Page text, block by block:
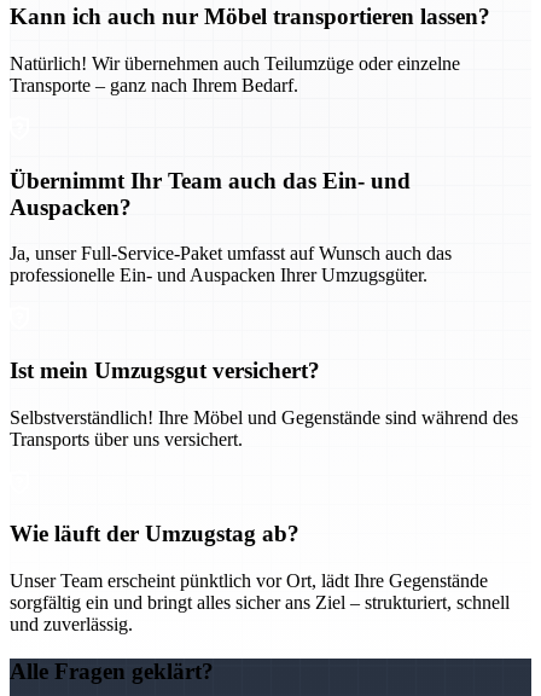
Kann ich auch nur Möbel transportieren lassen?
Natürlich! Wir übernehmen auch Teilumzüge oder einzelne
Transporte – ganz nach Ihrem Bedarf.
Übernimmt Ihr Team auch das Ein- und
Auspacken?
Ja, unser Full-Service-Paket umfasst auf Wunsch auch das
professionelle Ein- und Auspacken Ihrer Umzugsgüter.
Ist mein Umzugsgut versichert?
Selbstverständlich! Ihre Möbel und Gegenstände sind während des
Transports über uns versichert.
Wie läuft der Umzugstag ab?
Unser Team erscheint pünktlich vor Ort, lädt Ihre Gegenstände
sorgfältig ein und bringt alles sicher ans Ziel – strukturiert, schnell
und zuverlässig.
Alle Fragen geklärt?